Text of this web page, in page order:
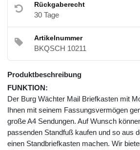
Rückgaberecht
30 Tage
Artikelnummer
BKQSCH 10211
Produktbeschreibung
FUNKTION:
Der Burg Wächter Mail Briefkasten mit
Ihnen mit seinem Fassungsvermögen
große A4 Sendungen. Auf Wunsch
passenden Standfuß kaufen und so aus
einen Standbriefkasten machen. Wir